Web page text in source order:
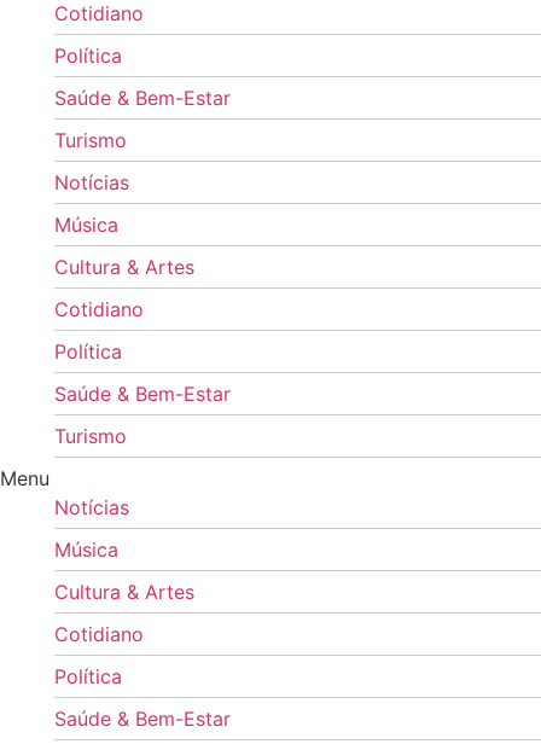
Cotidiano
Política
Saúde & Bem-Estar
Turismo
Notícias
Música
Cultura & Artes
Cotidiano
Política
Saúde & Bem-Estar
Turismo
Menu
Notícias
Música
Cultura & Artes
Cotidiano
Política
Saúde & Bem-Estar